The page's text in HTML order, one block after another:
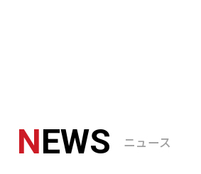
NEWS ニュース